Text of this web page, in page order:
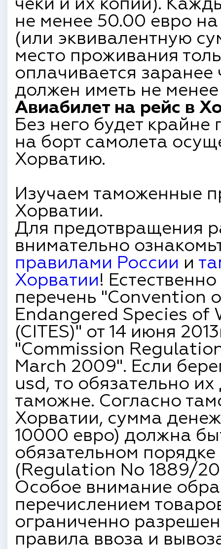
чеки и их копии).
не менее 50.00 евро
(или эквивалентную
место проживания
оплачивается
должен иметь не
Авиабилет на рейс в
Без него будет
на борт самолета
Хорватию.
Изучаем таможенные
Хорватии.
Для предотвращения
внимательно
правилами России и
Хорватии!
перечень "Convention
Endangered Species of
(CITES)" от 14 июня
"Commission
March 2009". Если
usd, то обязательно
таможне. Согласно
Хорватии, сумма
10000 евро) должна
обязательном
(Regulation No 1889/
Особое внимание
перечислением
ограниченно
правила ввоза и